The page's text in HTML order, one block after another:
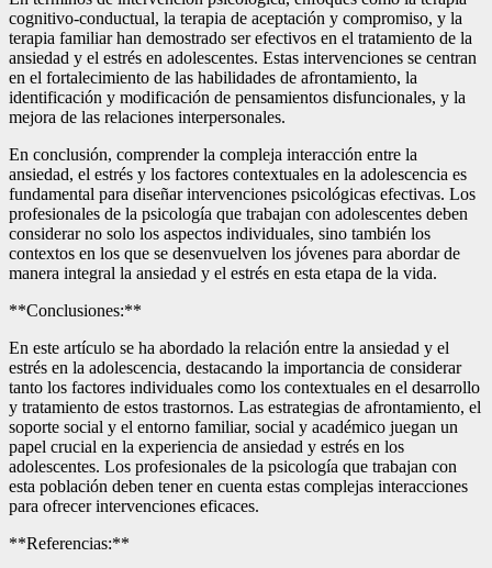
cognitivo-conductual, la terapia de aceptación y compromiso, y la
terapia familiar han demostrado ser efectivos en el tratamiento de la
ansiedad y el estrés en adolescentes. Estas intervenciones se centran
en el fortalecimiento de las habilidades de afrontamiento, la
identificación y modificación de pensamientos disfuncionales, y la
mejora de las relaciones interpersonales.
En conclusión, comprender la compleja interacción entre la
ansiedad, el estrés y los factores contextuales en la adolescencia es
fundamental para diseñar intervenciones psicológicas efectivas. Los
profesionales de la psicología que trabajan con adolescentes deben
considerar no solo los aspectos individuales, sino también los
contextos en los que se desenvuelven los jóvenes para abordar de
manera integral la ansiedad y el estrés en esta etapa de la vida.
**Conclusiones:**
En este artículo se ha abordado la relación entre la ansiedad y el
estrés en la adolescencia, destacando la importancia de considerar
tanto los factores individuales como los contextuales en el desarrollo
y tratamiento de estos trastornos. Las estrategias de afrontamiento, el
soporte social y el entorno familiar, social y académico juegan un
papel crucial en la experiencia de ansiedad y estrés en los
adolescentes. Los profesionales de la psicología que trabajan con
esta población deben tener en cuenta estas complejas interacciones
para ofrecer intervenciones eficaces.
**Referencias:**